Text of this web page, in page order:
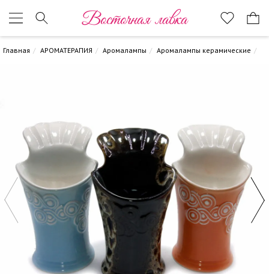
Восточная лавка
Главная АРОМАТЕРАПИЯ Аромалампы Аромалампы керамические